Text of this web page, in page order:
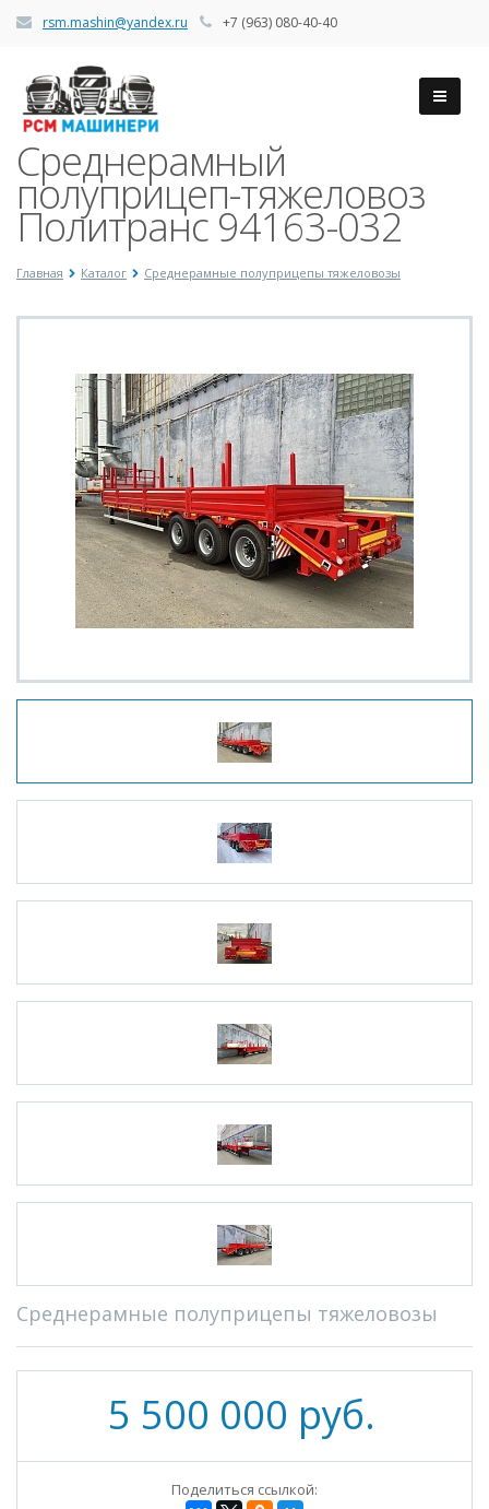
rsm.mashin@yandex.ru +7 (963) 080-40-40
Среднерамный
полуприцеп-тяжеловоз
Политранс 94163-032
Главная Каталог Среднерамные полуприцепы тяжеловозы
Среднерамные полуприцепы тяжеловозы
5 500 000 руб.
Поделиться ссылкой: